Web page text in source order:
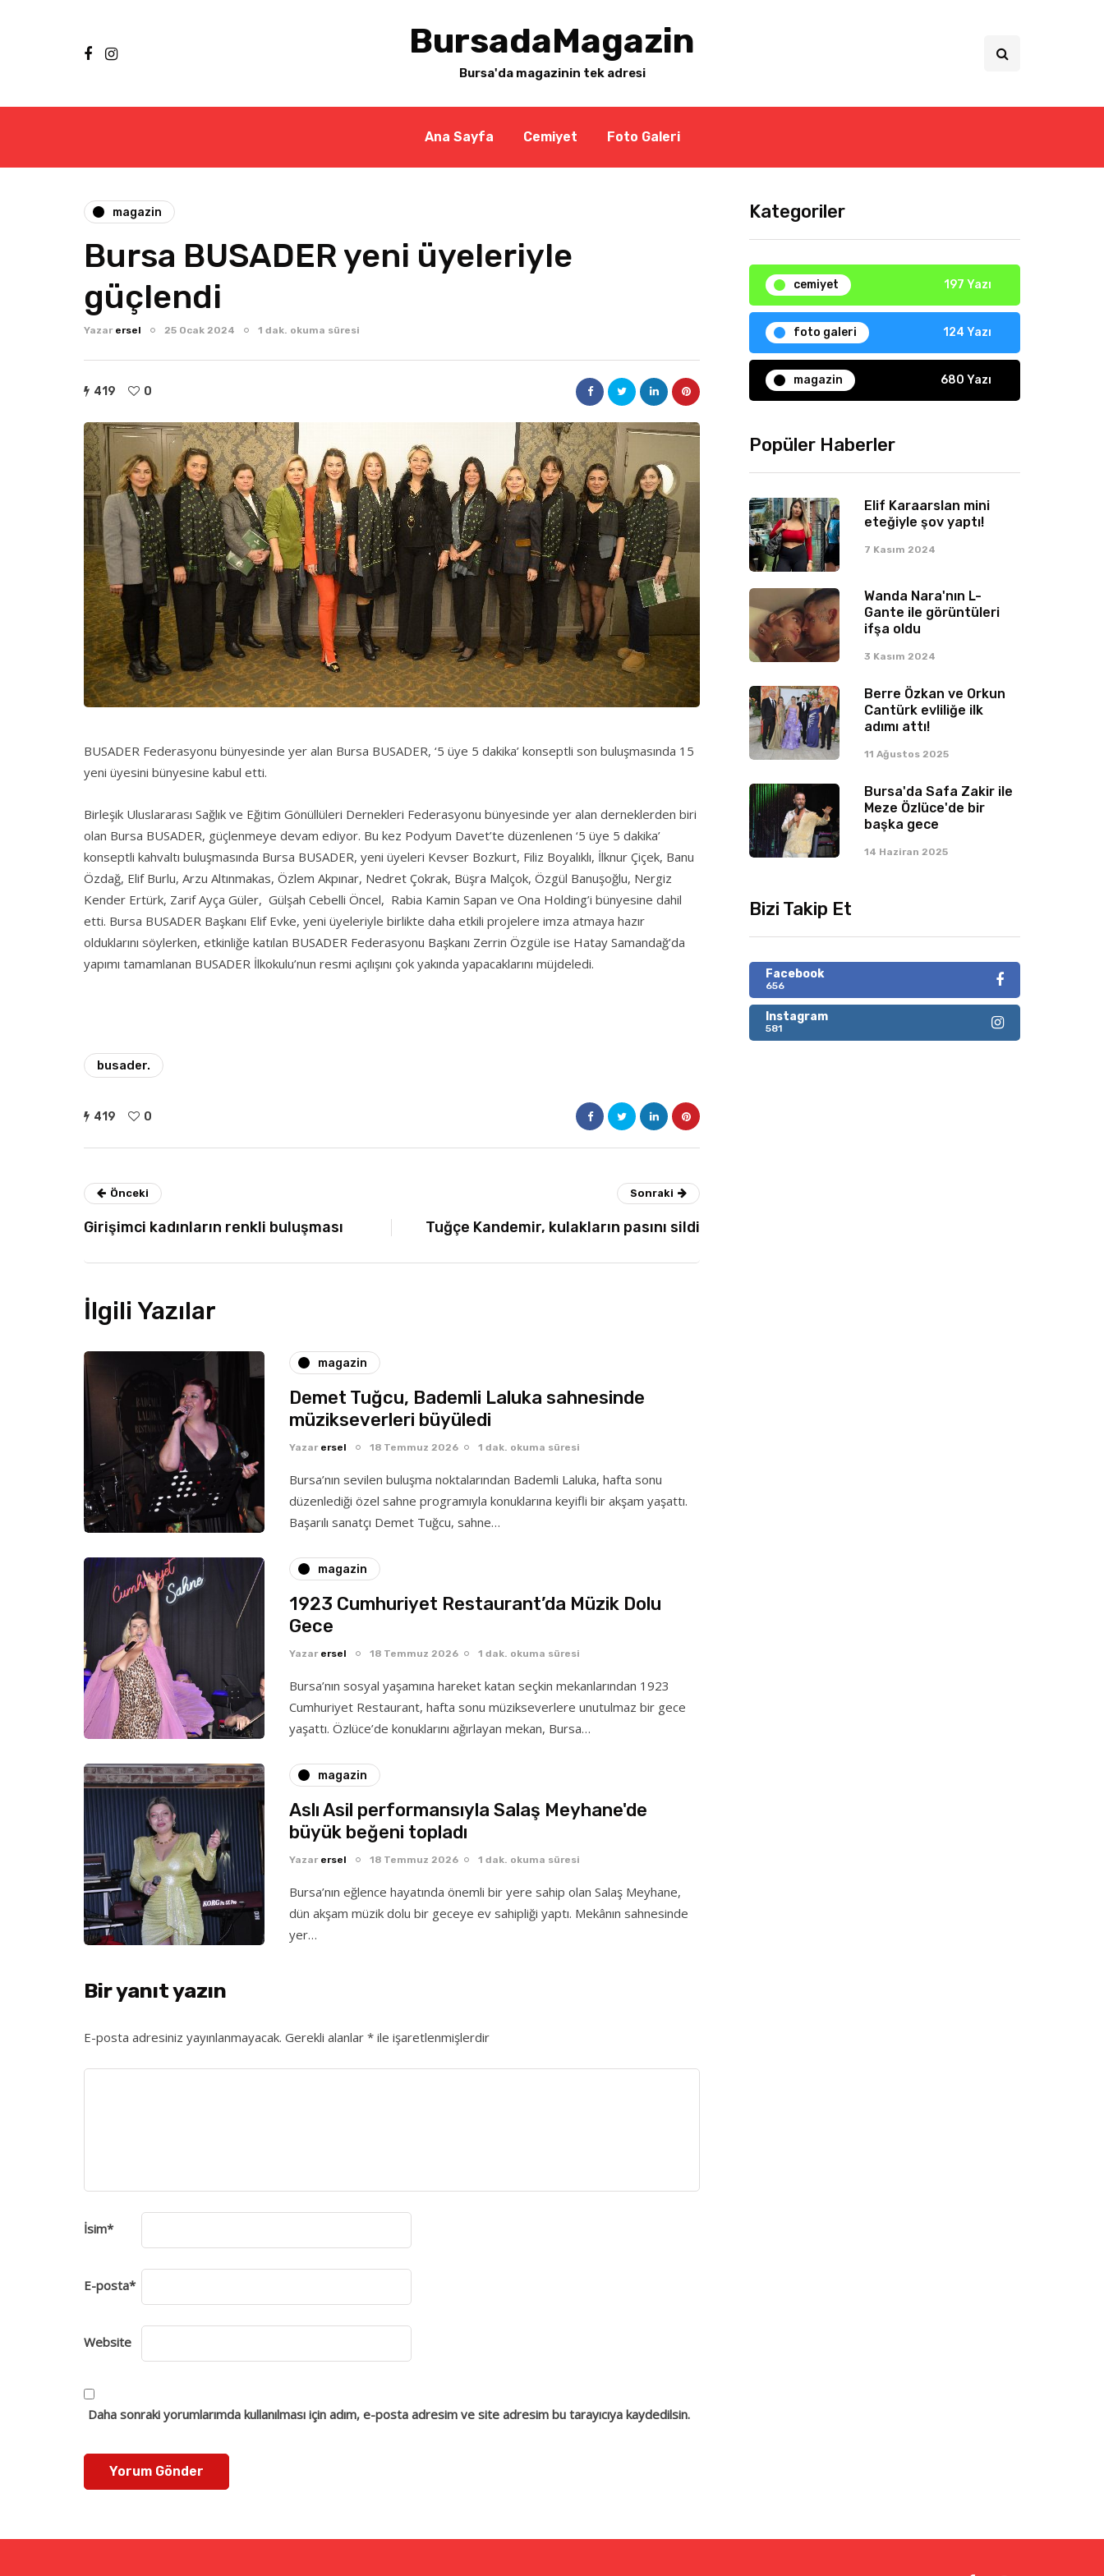
BursadaMagazin
Bursa'da magazinin tek adresi
Ana Sayfa Cemiyet Foto Galeri
magazin
Bursa BUSADER yeni üyeleriyle
güçlendi
Yazar ersel 25 Ocak 2024 1 dak. okuma süresi
419 0
BUSADER Federasyonu bünyesinde yer alan Bursa BUSADER, ‘5 üye 5 dakika’ konseptli son buluşmasında 15
yeni üyesini bünyesine kabul etti.
Birleşik Uluslararası Sağlık ve Eğitim Gönüllüleri Dernekleri Federasyonu bünyesinde yer alan derneklerden biri
olan Bursa BUSADER, güçlenmeye devam ediyor. Bu kez Podyum Davet’te düzenlenen ‘5 üye 5 dakika’
konseptli kahvaltı buluşmasında Bursa BUSADER, yeni üyeleri Kevser Bozkurt, Filiz Boyalıklı, İlknur Çiçek, Banu
Özdağ, Elif Burlu, Arzu Altınmakas, Özlem Akpınar, Nedret Çokrak, Büşra Malçok, Özgül Banuşoğlu, Nergiz
Kender Ertürk, Zarif Ayça Güler, Gülşah Cebelli Öncel, Rabia Kamin Sapan ve Ona Holding’i bünyesine dahil
etti. Bursa BUSADER Başkanı Elif Evke, yeni üyeleriyle birlikte daha etkili projelere imza atmaya hazır
olduklarını söylerken, etkinliğe katılan BUSADER Federasyonu Başkanı Zerrin Özgüle ise Hatay Samandağ’da
yapımı tamamlanan BUSADER İlkokulu’nun resmi açılışını çok yakında yapacaklarını müjdeledi.
busader.
419 0
Kategoriler
cemiyet 197 Yazı
foto galeri 124 Yazı
magazin 680 Yazı
Popüler Haberler
Elif Karaarslan mini
eteğiyle şov yaptı!
7 Kasım 2024
Wanda Nara'nın L-
Gante ile görüntüleri
ifşa oldu
3 Kasım 2024
Berre Özkan ve Orkun
Cantürk evliliğe ilk
adımı attı!
11 Ağustos 2025
Bursa'da Safa Zakir ile
Meze Özlüce'de bir
başka gece
14 Haziran 2025
Bizi Takip Et
Facebook
656
Instagram
581
Önceki
Girişimci kadınların renkli buluşması
Sonraki
Tuğçe Kandemir, kulakların pasını sildi
İlgili Yazılar
magazin
Demet Tuğcu, Bademli Laluka sahnesinde
müzikseverleri büyüledi
Yazar ersel 18 Temmuz 2026 1 dak. okuma süresi
Bursa’nın sevilen buluşma noktalarından Bademli Laluka, hafta sonu
düzenlediği özel sahne programıyla konuklarına keyifli bir akşam yaşattı.
Başarılı sanatçı Demet Tuğcu, sahne…
magazin
1923 Cumhuriyet Restaurant’da Müzik Dolu
Gece
Yazar ersel 18 Temmuz 2026 1 dak. okuma süresi
Bursa’nın sosyal yaşamına hareket katan seçkin mekanlarından 1923
Cumhuriyet Restaurant, hafta sonu müzikseverlere unutulmaz bir gece
yaşattı. Özlüce’de konuklarını ağırlayan mekan, Bursa…
magazin
Aslı Asil performansıyla Salaş Meyhane'de
büyük beğeni topladı
Yazar ersel 18 Temmuz 2026 1 dak. okuma süresi
Bursa’nın eğlence hayatında önemli bir yere sahip olan Salaş Meyhane,
dün akşam müzik dolu bir geceye ev sahipliği yaptı. Mekânın sahnesinde
yer…
Bir yanıt yazın
E-posta adresiniz yayınlanmayacak. Gerekli alanlar * ile işaretlenmişlerdir
İsim*
E-posta*
Website
Daha sonraki yorumlarımda kullanılması için adım, e-posta adresim ve site adresim bu tarayıcıya kaydedilsin.